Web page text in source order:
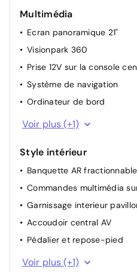
Siège conducteur avec
Siège passager à réglage
Pochettes de rangement à
Miroir de courtoisie
Rétroviseur intérieur Jour /
Allumage automatique des
croisement
Multimédia
Ecran panoramique 21"
Visionpark 360
Prise 12V sur la console
Système de navigation
Ordinateur de bord
Fonction "Mirror Screen"
Auto, sous réserve de
Voir plus (+1)
Style intérieur
Banquette AR
Commandes multimédia
Garnissage interieur
Accoudoir central AV
Pédalier et repose-pied
Volant Cuir pleine fleur
Voir plus (+1)